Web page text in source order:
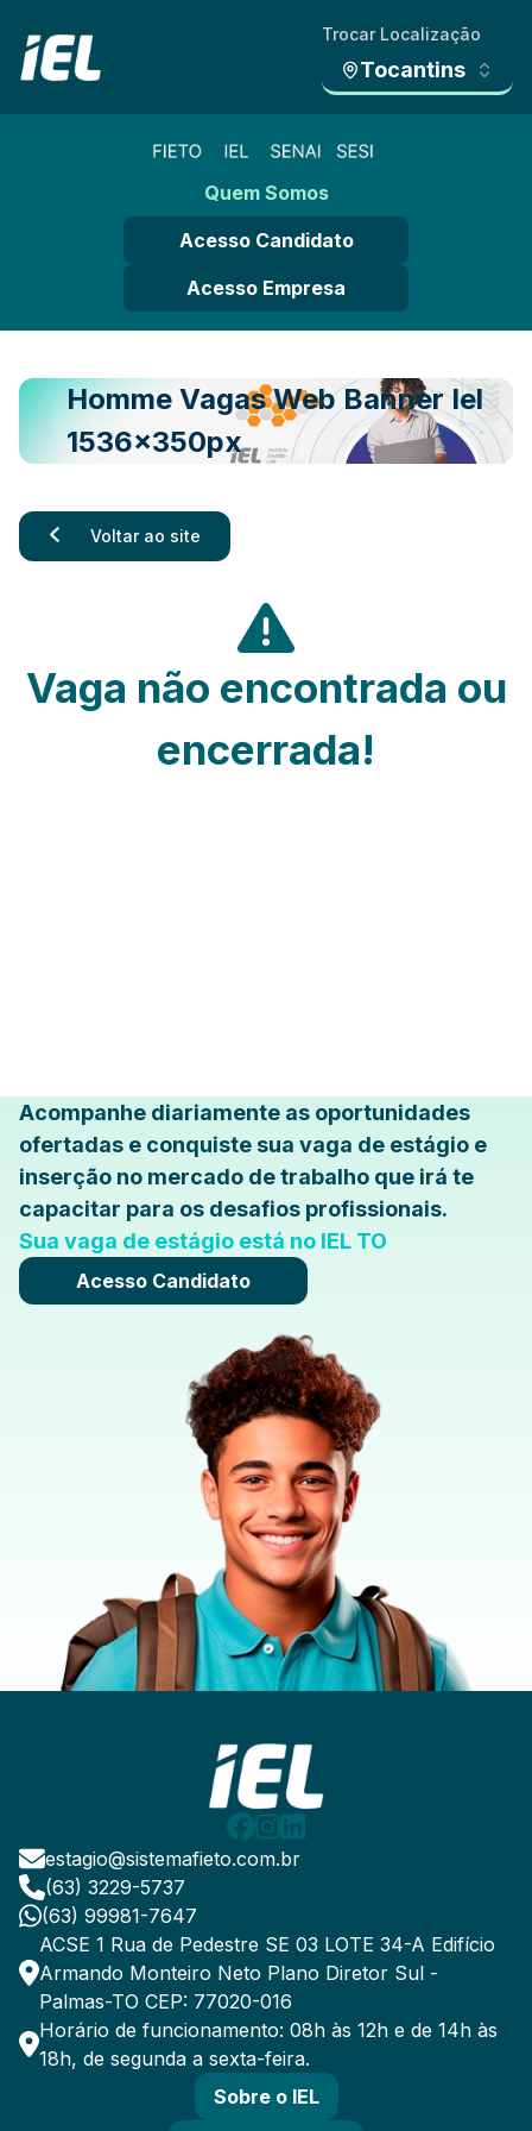
Trocar Localização
Tocantins
Quem Somos
Acesso Candidato
Acesso Empresa
Homme Vagas Web Banner Iel
1536x350px
Voltar ao site
Vaga não encontrada ou
encerrada!
Acompanhe diariamente as oportunidades
ofertadas e conquiste sua vaga de estágio e
inserção no mercado de trabalho que irá te
capacitar para os desafios profissionais.
Sua vaga de estágio está no IEL TO
Acesso Candidato
estagio@sistemafieto.com.br
(63) 3229-5737
(63) 99981-7647
ACSE 1 Rua de Pedestre SE 03 LOTE 34-A Edifício
Armando Monteiro Neto Plano Diretor Sul -
Palmas-TO CEP: 77020-016
Horário de funcionamento: 08h às 12h e de 14h às
18h, de segunda a sexta-feira.
Sobre o IEL